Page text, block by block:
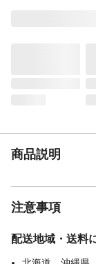
商品説明
注意事項
配送地域・送料